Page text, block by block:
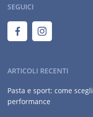
SEGUICI
ARTICOLI RECENTI
Pasta e sport: come
performance